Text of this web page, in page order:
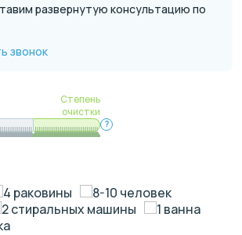
развернутую консультацию по
звонок
Степень
очистки
?
4 раковины
8-10 человек
2 стиральных машины
1 ванна